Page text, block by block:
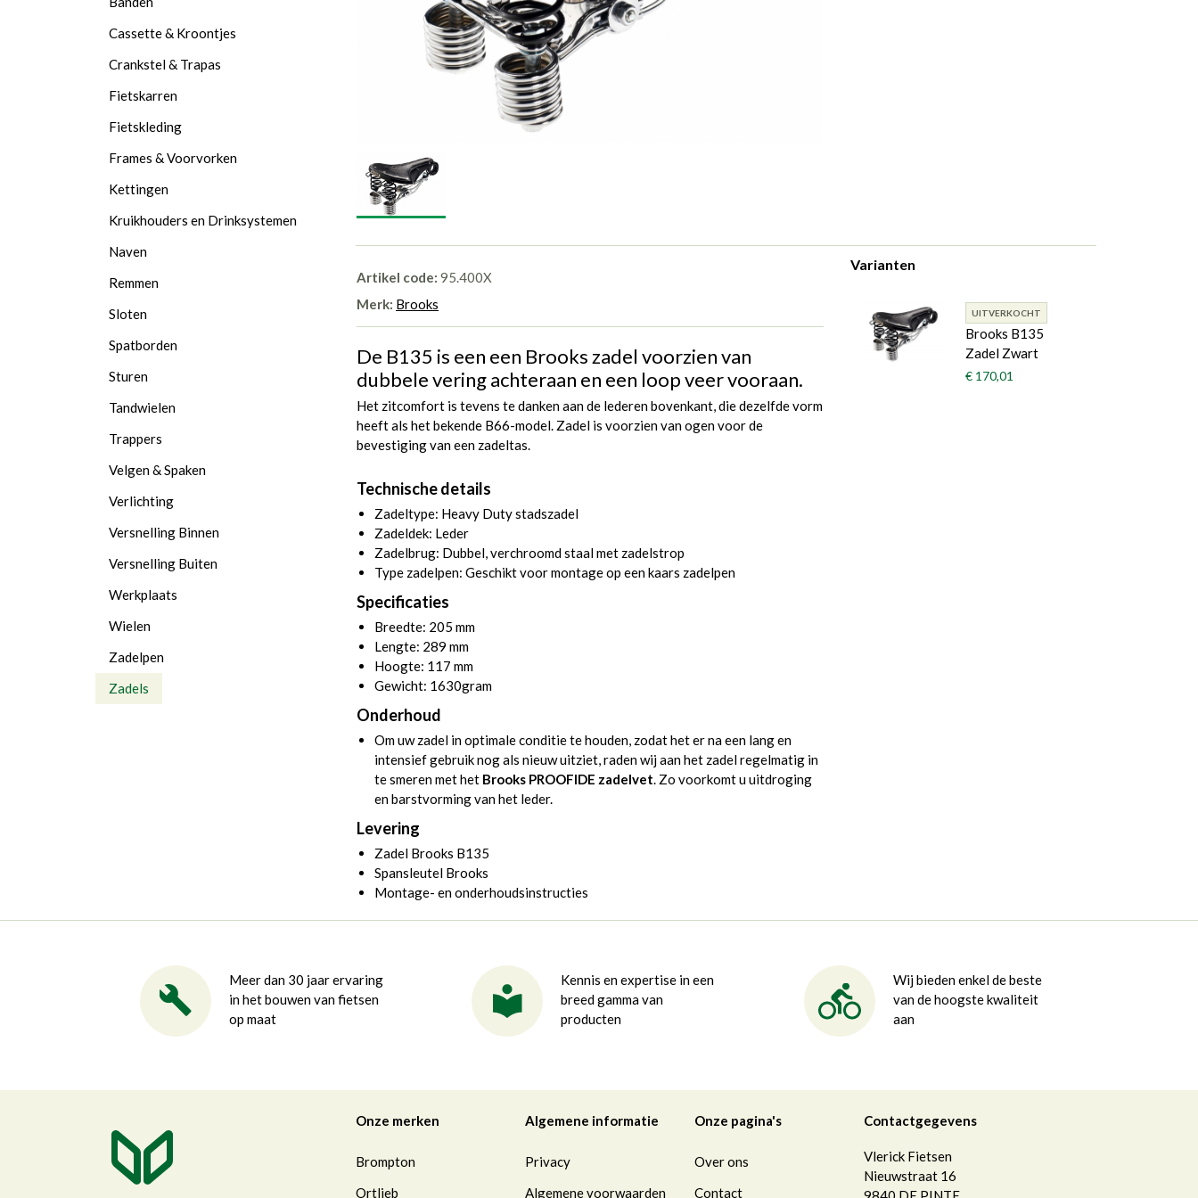
Artikel code: 95.400X
Merk: Brooks
De B135 is een een Brooks zadel voorzien van
dubbele vering achteraan en een loop veer vooraan.
Het zitcomfort is tevens te danken aan de lederen bovenkant, die dezelfde vorm
heeft als het bekende B66-model. Zadel is voorzien van ogen voor de
bevestiging van een zadeltas.
Technische details
Zadeltype: Heavy Duty stadszadel
Zadeldek: Leder
Zadelbrug: Dubbel, verchroomd staal met zadelstrop
Type zadelpen: Geschikt voor montage op een kaars zadelpen
Specificaties
Breedte: 205 mm
Lengte: 289 mm
Hoogte: 117 mm
Gewicht: 1630gram
Onderhoud
Om uw zadel in optimale conditie te houden, zodat het er na een lang en
intensief gebruik nog als nieuw uitziet, raden wij aan het zadel regelmatig in
te smeren met het Brooks PROOFIDE zadelvet. Zo voorkomt u uitdroging
en barstvorming van het leder.
Levering
Zadel Brooks B135
Spansleutel Brooks
Montage- en onderhoudsinstructies
Varianten
UITVERKOCHT
Brooks B135
Zadel Zwart
€ 170,01
Cassette & Kroontjes
Crankstel & Trapas
Fietskarren
Fietskleding
Frames & Voorvorken
Kettingen
Kruikhouders en Drinksystemen
Naven
Remmen
Sloten
Spatborden
Sturen
Tandwielen
Trappers
Velgen & Spaken
Verlichting
Versnelling Binnen
Versnelling Buiten
Werkplaats
Wielen
Zadelpen
Zadels
Meer dan 30 jaar ervaring
in het bouwen van fietsen
op maat
Kennis en expertise in een
breed gamma van
producten
Wij bieden enkel de beste
van de hoogste kwaliteit
aan
Onze merken
Brompton
Ortlieb
Algemene informatie
Privacy
Algemene voorwaarden
Onze pagina's
Over ons
Contact
Contactgegevens
Vlerick Fietsen
Nieuwstraat 16